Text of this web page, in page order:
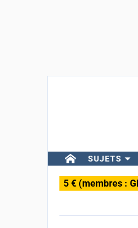
SUJETS
5 € (membres :